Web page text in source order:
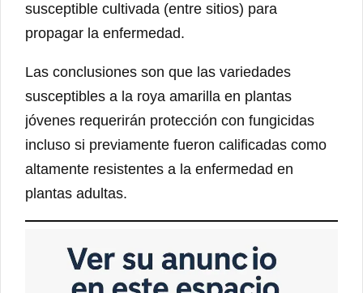
susceptible cultivada (entre sitios) para
propagar la enfermedad.
Las conclusiones son que las variedades
susceptibles a la roya amarilla en plantas
jóvenes requerirán protección con fungicidas
incluso si previamente fueron calificadas como
altamente resistentes a la enfermedad en
plantas adultas.